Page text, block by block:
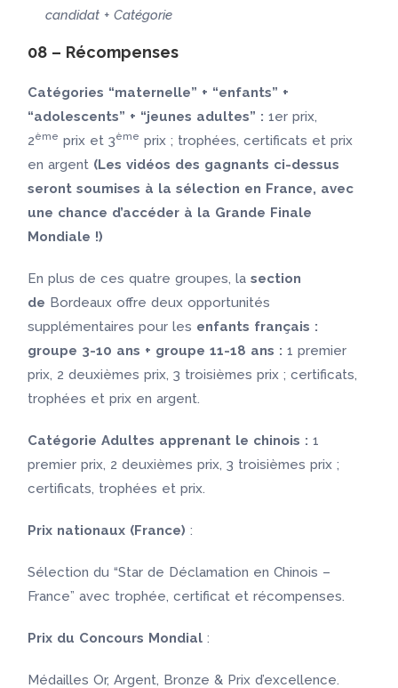
candidat + Catégorie
08 – Récompenses
Catégories “maternelle” + “enfants” +
“adolescents” + “jeunes adultes” :1er prix,
2ème prix et 3ème prix ; trophées, certificats et prix
en argent (Les vidéos des gagnants ci-dessus
seront soumises à la sélection en France, avec
une chance d’accéder à la Grande Finale
Mondiale !)
En plus de ces quatre groupes, la section
de Bordeaux offre deux opportunités
supplémentaires pour les enfants français :
groupe 3-10 ans + groupe 11-18 ans :1 premier
prix, 2 deuxièmes prix, 3 troisièmes prix ; certificats,
trophées et prix en argent.
Catégorie Adultes apprenant le chinois :1
premier prix, 2 deuxièmes prix, 3 troisièmes prix ;
certificats, trophées et prix.
Prix nationaux (France) :
Sélection du “Star de Déclamation en Chinois –
France” avec trophée, certificat et récompenses.
Prix du Concours Mondial :
Médailles Or, Argent, Bronze & Prix d’excellence.